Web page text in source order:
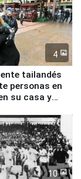
4
tailandés
personas en
su casa y
10